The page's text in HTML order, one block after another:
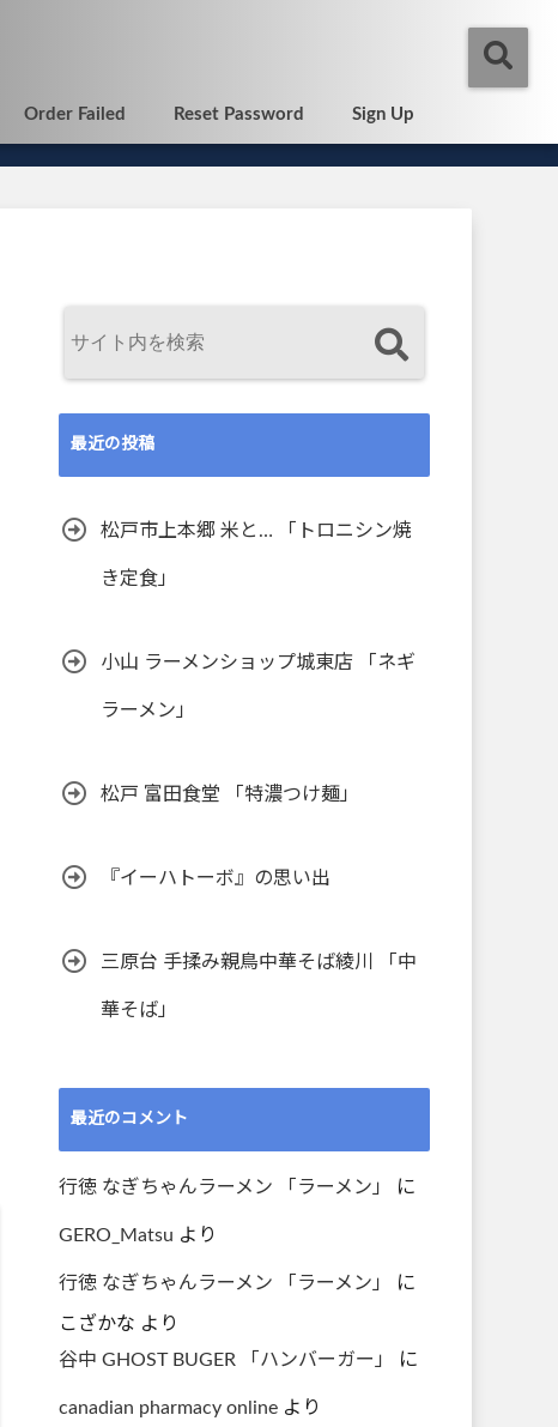
Order Failed Reset Password Sign Up
最近の投稿
松戸市上本郷 米と… 「トロニシン焼
き定食」
小山 ラーメンショップ城東店 「ネギ
ラーメン」
松戸 富田食堂 「特濃つけ麺」
『イーハトーボ』の思い出
三原台 手揉み親鳥中華そば綾川 「中
華そば」
最近のコメント
行徳 なぎちゃんラーメン 「ラーメン」 に
GERO_Matsu より
行徳 なぎちゃんラーメン 「ラーメン」 に
こざかな より
谷中 GHOST BUGER 「ハンバーガー」
に
canadian pharmacy online より